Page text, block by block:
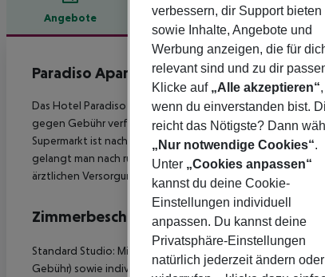
Angebote Hotelbeschreibung
Hotelbeschreibung
Paradiso Apartments
2
Das Hotel Paradiso Apartments befindet sich ca. 400 m
gegen Gebühr verfügbar. Zum touristischen Zentrum sind
Supermarkt ist nach ca. 350 m zu erreichen. Die
gelangt man nach rund 500 m. Für Mobilität im Urlaub
ärztlichen Versorgung im Notfall befindet sich ein
Zimmerbeschreibung
Standard Studio: Mit Babybett (kostenlos), gefliestem
Gebühr) sowie individuell regulierbarer Klimaanlage (geg.
verbessern, dir Support bieten
sowie Inhalte, Angebote und
Werbung anzeigen, die für
relevant sind und zu dir
Klicke auf „Alle akzeptieren“,
wenn du einverstanden bist.
reicht das Nötigste? Dann
„Nur notwendige Cookies“.
Unter „Cookies anpassen“
kannst du deine Cookie-
Einstellungen individuell
anpassen. Du kannst deine
Privatsphäre-Einstellungen
natürlich jederzeit ändern oder